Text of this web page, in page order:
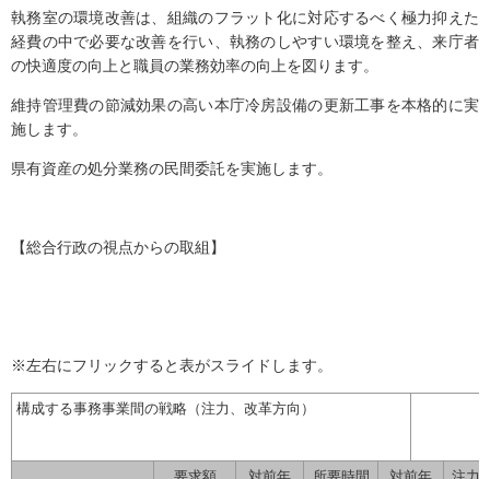
執務室の環境改善は、組織のフラット化に対応するべく極力抑えた
経費の中で必要な改善を行い、執務のしやすい環境を整え、来庁者
の快適度の向上と職員の業務効率の向上を図ります。
維持管理費の節減効果の高い本庁冷房設備の更新工事を本格的に実
施します。
県有資産の処分業務の民間委託を実施します。
【総合行政の視点からの取組】
※左右にフリックすると表がスライドします。
構成する事務事業間の戦略（注力、改革方向）